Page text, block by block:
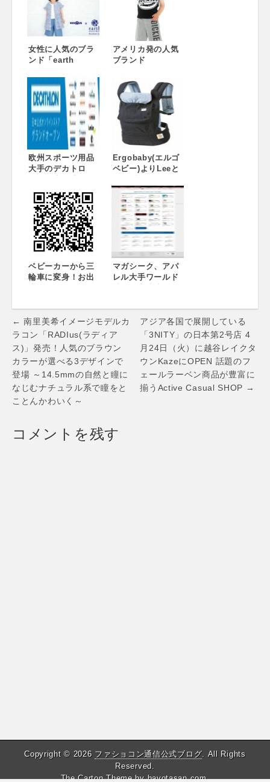
女性に人気のブラ
ンド「earth
ecology」とベビ
ーザらスのコラボ
レーションレーベ
ル「Rainbow
Label」をベビーザ
らス限定で展開開
始 4月中旬より、
全国のベビーザら
ス店舗とオンライ
売
アメリカ発の人気
ブランド
ー・トドラーライ
ンをベビーザらス
で販売開始！イン
パクト大のロゴデ
ザインはそのまま
に、乳幼児向けア
イテムとして誕生
4月13日（金）よ
り、全国のベビー
ラインストアで発
売
欧州スポーツ用品
大手のデカトロ
ラインストアをグ
ランドオープン!
Ergobaby(エルゴ
ベビー)よりLeeと
ビーキャリア発売
Lee×ベビーグッズ
初のコラボレーシ
ョン
ベビーカーから三
輪車に変身！お出
ら3歳ごろまで使え
る3WAY三輪車
「Fisher-
Price『ELITE』
made by
smarTrike(R)」新
発売
マガシーク、アパ
レル大手ワールド
らライフスタイル
まで新規45ブラン
ドが一堂に集結し
た新コンテンツオ
ープン ～
Post
navigation
← 南里美希イメージモデルカ
ラコン「RADIus(ラディア
ス)」発売！人気のブラウン
カラーが選べる3デザインで
登場 ～14.5mmの自然と瞳に
なじむナチュラル系で瞳をと
ことんかわいく～
アジア各国で展開している
「3NITY」の日本第2号店 4
月24日（火）に越谷レイクタ
ウンKazeにOPEN 話題のフ
ェールラーベン商品が豊富に
揃うActive Casual SHOP →
コメントを残す
Copyright © 2026 ファショコン通信公式ブログ. All Rights
Reserved.
The Carton Theme bybavotasan.com.